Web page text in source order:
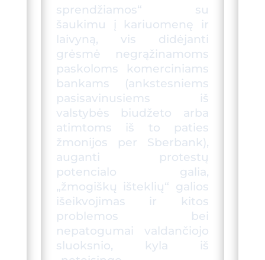
sprendžiamos“ su
šaukimu į kariuomenę ir
laivyną, vis didėjanti
grėsmė negrąžinamoms
paskoloms komerciniams
bankams (ankstesniems
pasisavinusiems iš
valstybės biudžeto arba
atimtoms iš to paties
žmonijos per Sberbank),
auganti protestų
potencialo galia,
„žmogiškų išteklių“ galios
išeikvojimas ir kitos
problemos bei
nepatogumai valdančiojo
sluoksnio, kyla iš